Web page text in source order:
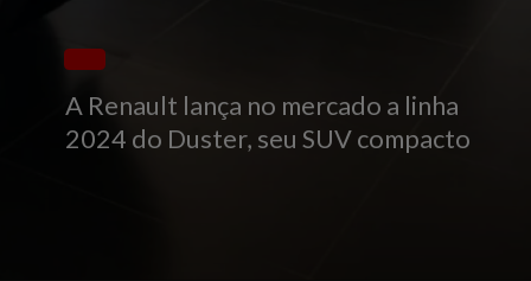
A Renault lança no mercado a linha
2024 do Duster, seu SUV compacto